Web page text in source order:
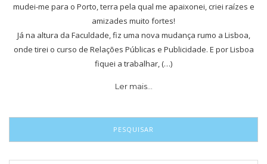
mudei-me para o Porto, terra pela qual me apaixonei, criei raízes e
amizades muito fortes!
Já na altura da Faculdade, fiz uma nova mudança rumo a Lisboa,
onde tirei o curso de Relações Públicas e Publicidade. E por Lisboa
fiquei a trabalhar, (…)
Ler mais…
PESQUISAR